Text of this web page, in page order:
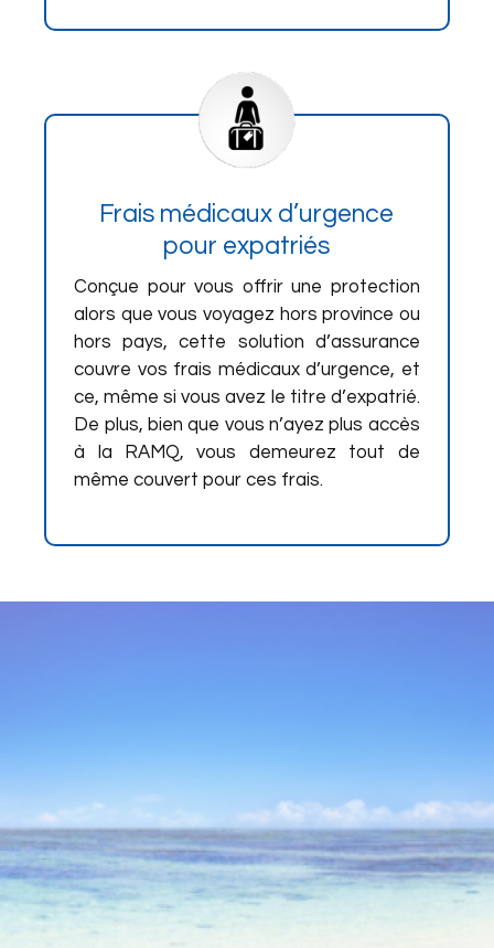
Frais médicaux d’urgence
pour expatriés
Conçue pour vous offrir une protection
alors que vous voyagez hors province ou
hors pays, cette solution d’assurance
couvre vos frais médicaux d’urgence, et
ce, même si vous avez le titre d’expatrié.
De plus, bien que vous n’ayez plus accès
à la RAMQ, vous demeurez tout de
même couvert pour ces frais.